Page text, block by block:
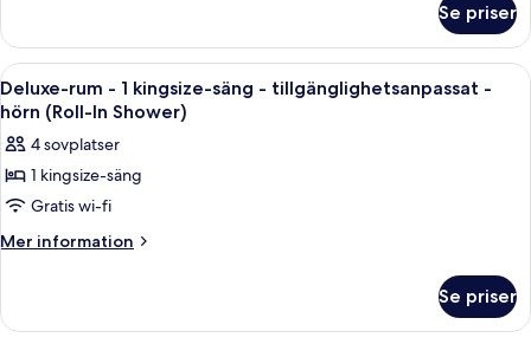
-
tillgänglighetsanpassat
-
badkar
-
kingsize-
säng
tillgänglighetsanpassat
-
Se priser
Öppna
alla
foton
för
Deluxe-
rum
-
säng
Ett hotellrum med en soffa, en
7
Deluxe-rum - 1 kingsize-säng - tillgänglighetsanpassat -
hörn (Roll-In Shower)
4 sovplatser
1 kingsize-säng
Gratis wi-fi
Mer information
Mer
rum
Se priser